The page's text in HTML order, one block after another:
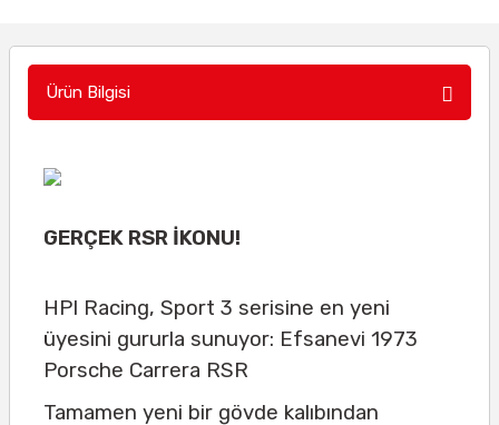
Ürün Bilgisi
GERÇEK RSR İKONU!
HPI Racing, Sport 3 serisine en yeni
üyesini gururla sunuyor: Efsanevi 1973
Porsche Carrera RSR
Tamamen yeni bir gövde kalıbından